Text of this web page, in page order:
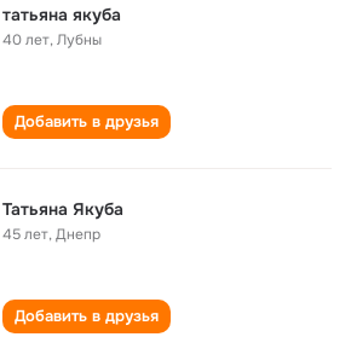
татьяна якуба
40 лет,Лубны
Добавить в друзья
Татьяна Якуба
45 лет,Днепр
Добавить в друзья